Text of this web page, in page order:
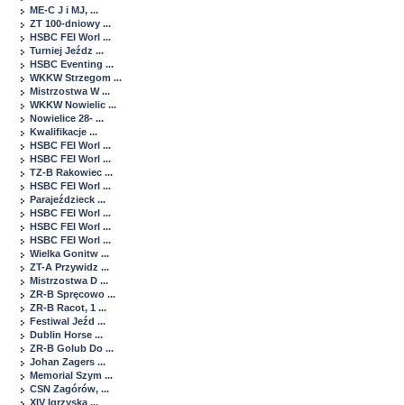
ME-C J i MJ, ...
ZT 100-dniowy ...
HSBC FEI Worl ...
Turniej Jeźdz ...
HSBC Eventing ...
WKKW Strzegom ...
Mistrzostwa W ...
WKKW Nowielic ...
Nowielice 28- ...
Kwalifikacje ...
HSBC FEI Worl ...
HSBC FEI Worl ...
TZ-B Rakowiec ...
HSBC FEI Worl ...
Parajeździeck ...
HSBC FEI Worl ...
HSBC FEI Worl ...
HSBC FEI Worl ...
Wielka Gonitw ...
ZT-A Przywidz ...
Mistrzostwa D ...
ZR-B Spręcowo ...
ZR-B Racot, 1 ...
Festiwal Jeźd ...
Dublin Horse ...
ZR-B Golub Do ...
Johan Zagers ...
Memorial Szym ...
CSN Zagórów, ...
XIV Igrzyska ...